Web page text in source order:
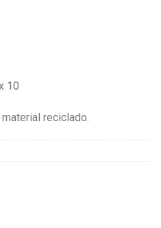
10
reciclado.